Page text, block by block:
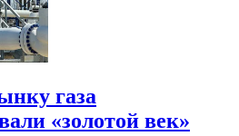
газа
«золотой век»